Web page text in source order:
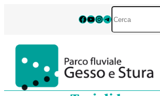
Facebook
YouTube
Instagram
Telegram